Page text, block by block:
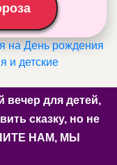
на День рождения
и детские
вечер для детей,
сказку, но не
НАМ, МЫ